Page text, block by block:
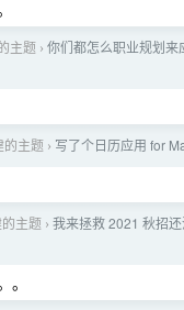
主题 › 你们都怎么职业规划来
的主题 › 写了个日历应用 for
主题 › 我来拯救 2021 秋招